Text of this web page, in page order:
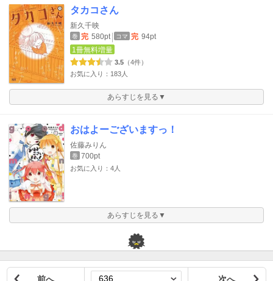
タカコさん
新久千映
巻 完 580pt コマ 完 94pt
1冊無料増量
3.5 （4件）
お気に入り：183人
あらすじを見る▼
おはよーございますっ！
佐藤みりん
巻 700pt
お気に入り：4人
あらすじを見る▼